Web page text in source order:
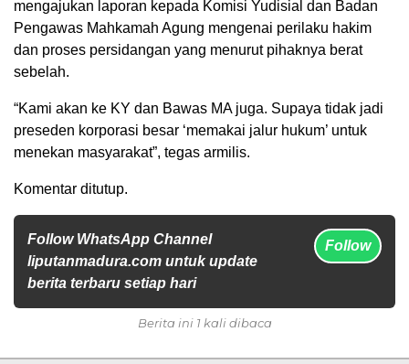
mengajukan laporan kepada Komisi Yudisial dan Badan
Pengawas Mahkamah Agung mengenai perilaku hakim
dan proses persidangan yang menurut pihaknya berat
sebelah.
“Kami akan ke KY dan Bawas MA juga. Supaya tidak jadi
preseden korporasi besar ‘memakai jalur hukum’ untuk
menekan masyarakat”, tegas armilis.
Komentar ditutup.
Follow WhatsApp Channel
liputanmadura.com untuk update
berita terbaru setiap hari
Follow
Berita ini 1 kali dibaca